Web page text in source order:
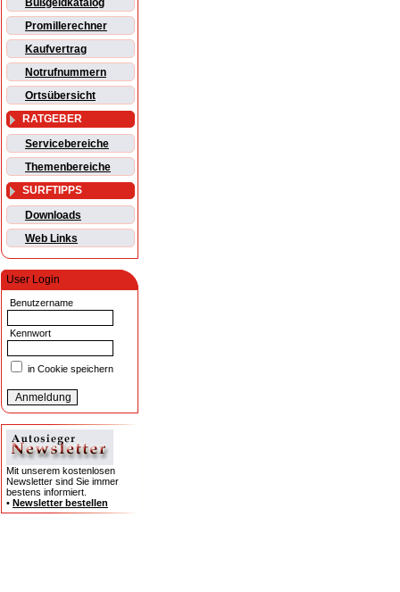
Bußgeldkatalog
Promillerechner
Kaufvertrag
Notrufnummern
Ortsübersicht
RATGEBER
Servicebereiche
Themenbereiche
SURFTIPPS
Downloads
Web Links
User Login
Benutzername
Kennwort
in Cookie speichern
Mit unserem kostenlosen
Newsletter sind Sie immer
bestens informiert.
• Newsletter bestellen